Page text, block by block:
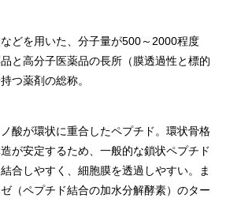
どを用いた、分子量が500～2000程度
と高分子医薬品の長所（膜透過性と標的
つ薬剤の総称。
酸が環状に重合したペプチド。環状骨格
が安定するため、一般的な鎖状ペプチド
合しやすく、細胞膜を透過しやすい。ま
（ペプチド結合の加水分解酵素）のター